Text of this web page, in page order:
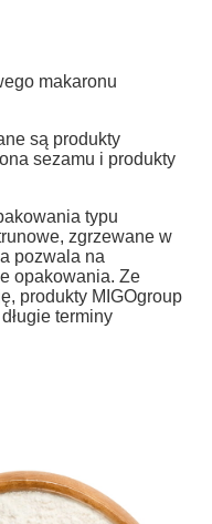
makaronu
są produkty
sezamu i produkty
typu
zgrzewane w
pozwala na
opakowania. Ze
produkty MIGOgroup
terminy